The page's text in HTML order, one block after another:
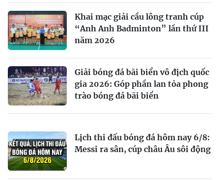
Khai mạc giải cầu lông tranh cúp
“Anh Anh Badminton” lần thứ III
năm 2026
Giải bóng đá bãi biển vô địch quốc
gia 2026: Góp phần lan tỏa phong
trào bóng đá bãi biển
Lịch thi đấu bóng đá hôm nay 6/8:
Messi ra sân, cúp châu Âu sôi động